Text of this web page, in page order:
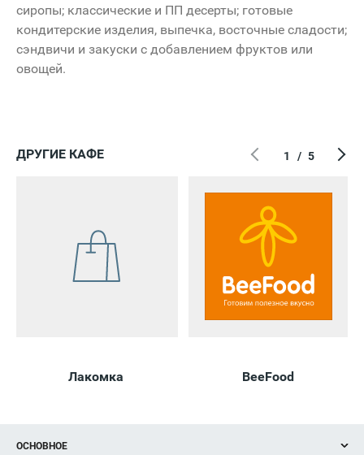
сиропы; классические и ПП десерты; готовые
кондитерские изделия, выпечка, восточные сладости;
сэндвичи и закуски с добавлением фруктов или
овощей.
ДРУГИЕ КАФЕ
Лакомка BeeFood
1 / 5
ОСНОВНОЕ